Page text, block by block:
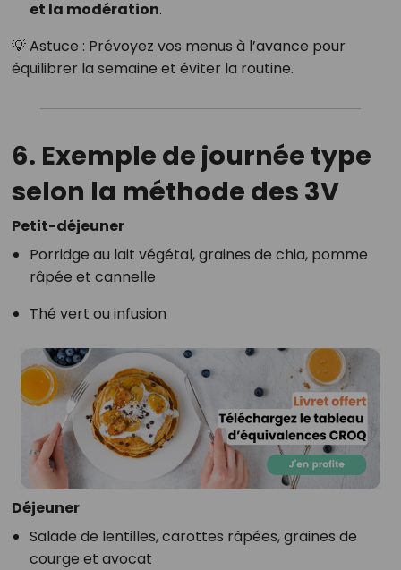
et la modération.
💡 Astuce : Prévoyez vos menus à l’avance pour
équilibrer la semaine et éviter la routine.
6. Exemple de journée type
selon la méthode des 3V
Petit-déjeuner
Porridge au lait végétal, graines de chia, pomme
râpée et cannelle
Thé vert ou infusion
Déjeuner
Salade de lentilles, carottes râpées, graines de
courge et avocat